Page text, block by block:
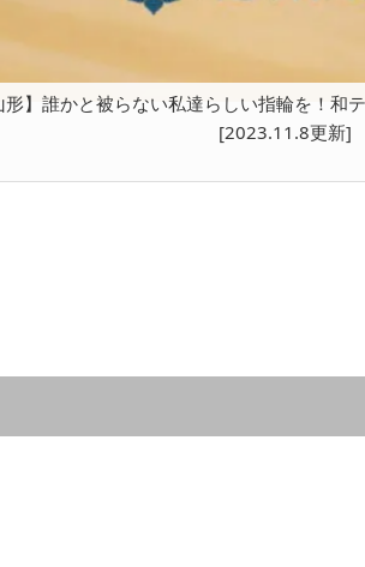
形】誰かと被らない私達らしい指輪を！
[2023.11.8更新]